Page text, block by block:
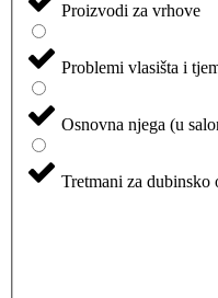
Proizvodi za vrhove
Problemi vlasišta i
Osnovna njega (u
Tretmani za dubinsko